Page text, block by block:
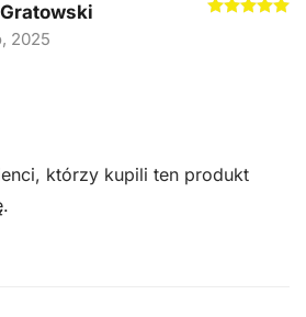
2025
którzy kupili ten produkt